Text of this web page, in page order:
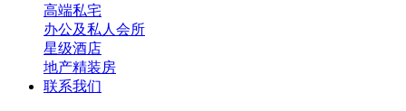
高端私宅
办公及私人会所
星级酒店
地产精装房
联系我们